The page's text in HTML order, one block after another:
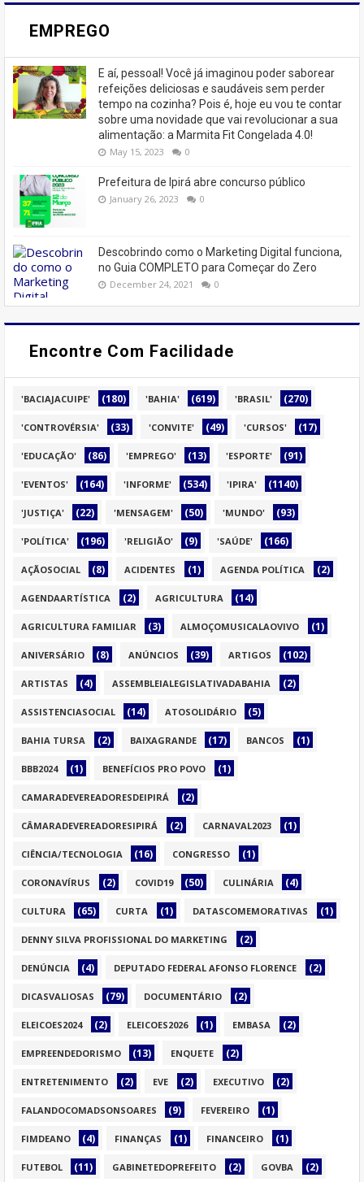
EMPREGO
E aí, pessoal! Você já imaginou poder saborear
refeições deliciosas e saudáveis ​​sem perder
tempo na cozinha? Pois é, hoje eu vou te contar
sobre uma novidade que vai revolucionar a sua
alimentação: a Marmita Fit Congelada 4.0!
May 15, 2023 0
Prefeitura de Ipirá abre concurso público
January 26, 2023 0
Descobrindo como o Marketing Digital funciona,
no Guia COMPLETO para Começar do Zero
December 24, 2021 0
Encontre Com Facilidade
'BACIAJACUIPE' (180) 'BAHIA' (619) 'BRASIL' (270)
'CONTROVÉRSIA' (33) 'CONVITE' (49) 'CURSOS' (17)
'EDUCAÇÃO' (86) 'EMPREGO' (13) 'ESPORTE' (91)
'EVENTOS' (164) 'INFORME' (534) 'IPIRA' (1140)
'JUSTIÇA' (22) 'MENSAGEM' (50) 'MUNDO' (93)
'POLÍTICA' (196) 'RELIGIÃO' (9) 'SAÚDE' (166)
AÇÃOSOCIAL (8) ACIDENTES (1) AGENDA POLÍTICA (2)
AGENDAARTÍSTICA (2) AGRICULTURA (14)
AGRICULTURA FAMILIAR (3) ALMOÇOMUSICALAOVIVO (1)
ANIVERSÁRIO (8) ANÚNCIOS (39) ARTIGOS (102)
ARTISTAS (4) ASSEMBLEIALEGISLATIVADABAHIA (2)
ASSISTENCIASOCIAL (14) ATOSOLIDÁRIO (5)
BAHIA TURSA (2) BAIXAGRANDE (17) BANCOS (1)
BBB2024 (1) BENEFÍCIOS PRO POVO (1)
CAMARADEVEREADORESDEIPIRÁ (2)
CÂMARADEVEREADORESIPIRÁ (2) CARNAVAL2023 (1)
CIÊNCIA/TECNOLOGIA (16) CONGRESSO (1)
CORONAVÍRUS (2) COVID19 (50) CULINÁRIA (4)
CULTURA (65) CURTA (1) DATASCOMEMORATIVAS (1)
DENNY SILVA PROFISSIONAL DO MARKETING (2)
DENÚNCIA (4) DEPUTADO FEDERAL AFONSO FLORENCE (2)
DICASVALIOSAS (79) DOCUMENTÁRIO (2)
ELEICOES2024 (2) ELEICOES2026 (1) EMBASA (2)
EMPREENDEDORISMO (13) ENQUETE (2)
ENTRETENIMENTO (2) EVE (2) EXECUTIVO (2)
FALANDOCOMADSONSOARES (9) FEVEREIRO (1)
FIMDEANO (4) FINANÇAS (1) FINANCEIRO (1)
FUTEBOL (11) GABINETEDOPREFEITO (2) GOVBA (2)